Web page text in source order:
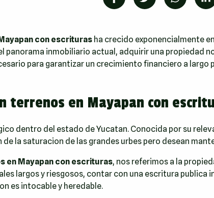
con escrituras ha crecido exponencialmente
panorama inmobiliario actual, adquirir una propiedad
para garantizar un crecimiento financiero a largo
terrenos en Mayapan con
dentro del estado de Yucatan. Conocida por su
la saturacion de las grandes urbes pero desean
en Mayapan con escrituras, nos referimos a la
largos y riesgosos, contar con una escritura publica
es intocable y heredable.